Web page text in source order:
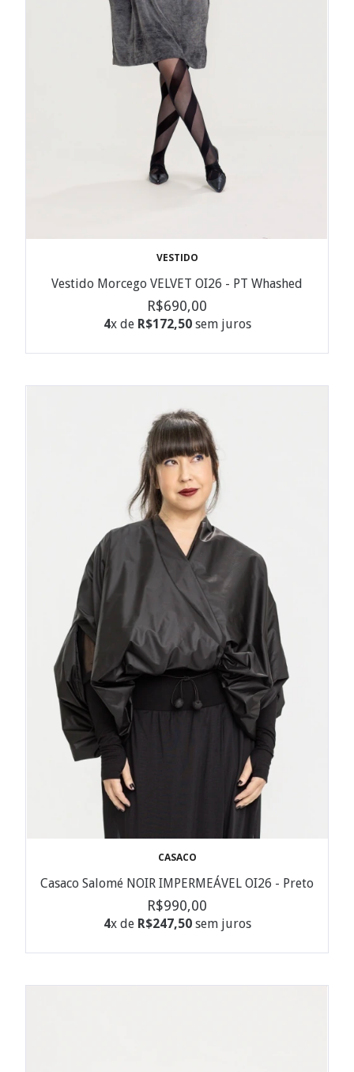
VESTIDO
Vestido Morcego VELVET OI26 - PT Whashed
R$690,00
4x de R$172,50sem juros
CASACO
Casaco Salomé NOIR IMPERMEÁVEL OI26 - Preto
R$990,00
4x de R$247,50sem juros